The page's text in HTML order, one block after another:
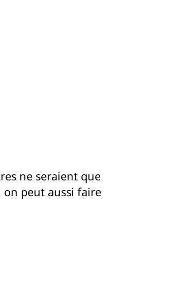
ne seraient que
on peut aussi faire